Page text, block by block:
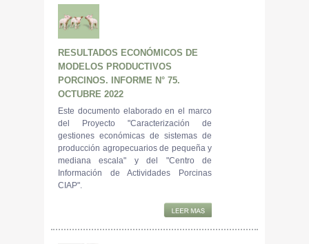
RESULTADOS ECONÓMICOS DE
MODELOS PRODUCTIVOS
PORCINOS. INFORME N° 75.
OCTUBRE 2022
Este documento elaborado en el marco
del Proyecto "Caracterización de
gestiones económicas de sistemas de
producción agropecuarios de pequeña y
mediana escala" y del "Centro de
Información de Actividades Porcinas
CIAP".